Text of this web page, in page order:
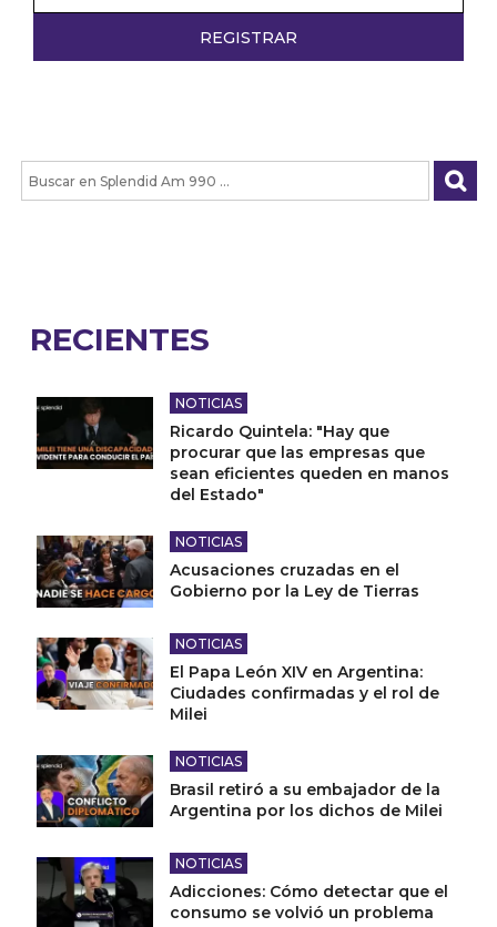
RECIENTES
NOTICIAS
Ricardo Quintela: "Hay que
procurar que las empresas que
sean eficientes queden en manos
del Estado"
NOTICIAS
Acusaciones cruzadas en el
Gobierno por la Ley de Tierras
NOTICIAS
El Papa León XIV en Argentina:
Ciudades confirmadas y el rol de
Milei
NOTICIAS
Brasil retiró a su embajador de la
Argentina por los dichos de Milei
NOTICIAS
Adicciones: Cómo detectar que el
consumo se volvió un problema